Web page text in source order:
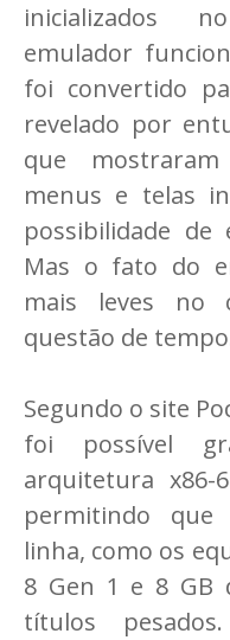
inicializados
emulador
foi convertido
revelado por
que
menus e telas
possibilidade
Mas o fato do
mais leves no
questão de
Segundo o site
foi possível
arquitetura x86-
permitindo
linha, como os
8 Gen 1 e 8 GB
títulos